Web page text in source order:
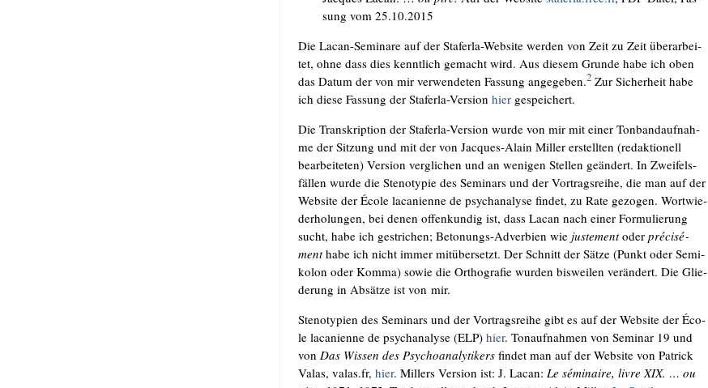
sung vom 25.10.2015
Die Lacan-Semi­na­re auf der Sta­fer­la-Web­site wer­den von Zeit zu Zeit über­ar­bei­
tet, ohne dass dies kennt­lich gemacht wird. Aus die­sem Grun­de habe ich oben
das Datum der von mir ver­wen­de­ten Fas­sung ange­ge­ben.2 Zur Sicher­heit habe
ich die­se Fas­sung der Sta­fer­la-Ver­si­onhier gespeichert.
Die Tran­skrip­ti­on der Sta­fer­la-Ver­si­on wur­de von mir mit einer Ton­band­auf­nah­
me der Sit­zung und mit der von Jac­ques-Alain Mil­ler erstell­ten (redak­tio­nell
bear­bei­te­ten) Ver­si­on ver­gli­chen und an weni­gen Stel­len geän­dert. In Zwei­fels­
fäl­len wur­de die Ste­no­ty­pie des Semi­nars und der Vor­trags­rei­he, die man auf der
Web­site der Éco­le laca­ni­en­ne de psy­ch­ana­ly­se fin­det, zu Rate gezo­gen. Wort­wie­
der­ho­lun­gen, bei denen offen­kun­dig ist, dass Lacan nach einer For­mu­lie­rung
sucht, habe ich gestri­chen; Beto­nungs-Adver­bi­en wie jus­tem­entoderpré­cis­é­
menthabe ich nicht immer mit­über­setzt. Der Schnitt der Sät­ze (Punkt oder Semi­
ko­lon oder Kom­ma) sowie die Ortho­gra­fie wur­den bis­wei­len ver­än­dert. Die Glie­
de­rung in Absät­ze ist von mir.
Ste­no­ty­pien des Semi­nars und der Vor­trags­rei­he gibt es auf der Web­site der Éco­
le laca­ni­en­ne de psy­ch­ana­ly­se (ELP)hier. Ton­auf­nah­men von Semi­nar 19 und
von Das Wis­sen des Psy­cho­ana­ly­ti­kers fin­det man auf der Web­site von Patrick
Valas, valas​.fr,hier. Mil­lers Ver­si­on ist: J. Lacan: Le sémi­n­aire, liv­re XIX. … ou